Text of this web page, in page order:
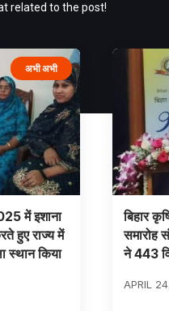
related to the post!
अभी अभी
में इशाना
हुए राज्य में
स्थान किया
बिहार
समारोह
ने 443
APRIL